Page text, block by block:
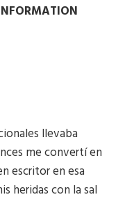
llevaba
me convertí en
escritor en esa
heridas con la sal